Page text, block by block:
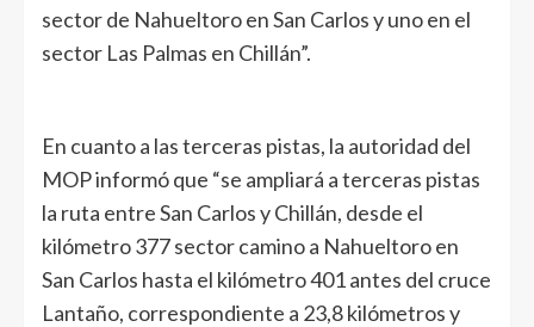
sector de Nahueltoro en San Carlos y uno en el
sector Las Palmas en Chillán”.
En cuanto a las terceras pistas, la autoridad del
MOP informó que “se ampliará a terceras pistas
la ruta entre San Carlos y Chillán, desde el
kilómetro 377 sector camino a Nahueltoro en
San Carlos hasta el kilómetro 401 antes del cruce
Lantaño, correspondiente a 23,8 kilómetros y